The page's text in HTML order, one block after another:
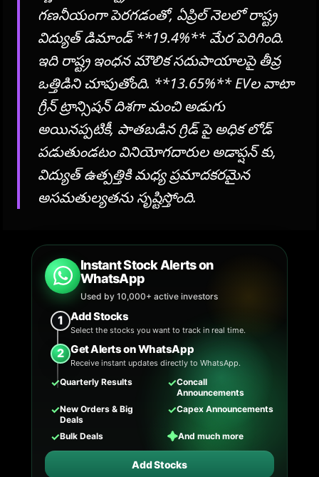
గణనీయంగా పెరగడంతో, ఏప్రిల్ నెలలో రాష్ట్ర
విద్యుత్ డిమాండ్ **19.4%** మేర పెరిగింది.
ఇది రాష్ట్ర ఇంధన మౌలిక సదుపాయాలపై తీవ్ర
ఒత్తిడిని చూపుతోంది. **13.65%** EVల వాటా
గ్రీన్ ట్రాన్సిషన్ దిశగా మంచి అడుగు
అయినప్పటికీ, పాతబడిన గ్రిడ్ పై అధిక లోడ్
పడుతుండటం వినియోగదారుల అడాప్షన్ కు,
విద్యుత్ ఉత్పత్తికి మధ్య ప్రమాదకరమైన
అసమతుల్యతను సృష్టిస్తోంది.
Instant Stock Alerts on
WhatsApp
Used by 10,000+ active investors
1 Add Stocks
Select the stocks you want to track in real time.
2 Get Alerts on WhatsApp
Receive instant updates directly to WhatsApp.
✓Quarterly Results ✓Concall
Announcements
✓New Orders & Big
Deals
✓Capex Announcements
✓Bulk Deals ✦And much more
Add Stocks